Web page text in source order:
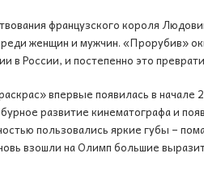
французского короля
женщин и мужчин. «Прорубив»
в России, и постепенно это
впервые появилась в начале
развитие кинематографа и
пользовались яркие губы –
взошли на Олимп большие